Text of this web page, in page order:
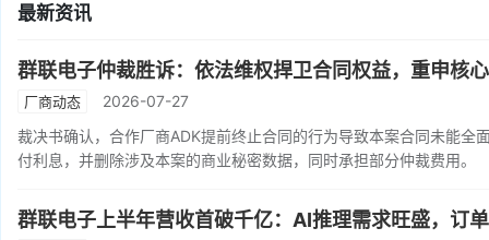
最新资讯
群联电子仲裁胜诉：依法维权捍卫合同权益，重申核
厂商动态
2026-07-27
裁决书确认，合作厂商ADK提前终止合同的行为导致本案合同未能
付利息，并删除涉及本案的商业秘密数据，同时承担部分仲裁费用。
群联电子上半年营收首破千亿：AI推理需求旺盛，订